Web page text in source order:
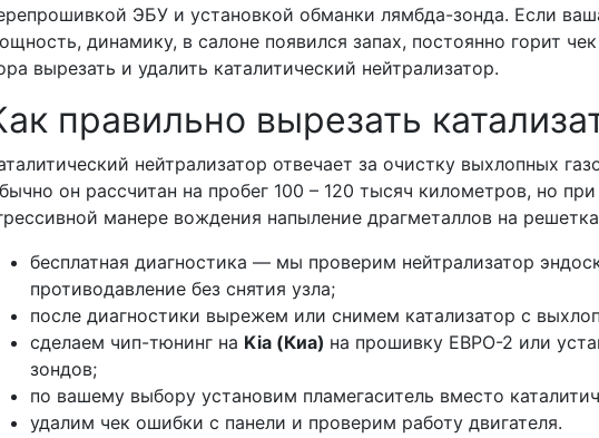
ЭБУ и установкой обманки лямбда-зонда. Если
динамику, в салоне появился запах, постоянно горит
вырезать и удалить каталитический нейтрализатор.
правильно вырезать
нейтрализатор отвечает за очистку выхлопных
он рассчитан на пробег 100 – 120 тысяч километров, но
манере вождения напыление драгметаллов на
бесплатная диагностика — мы проверим нейтрализатор
противодавление без снятия узла;
после диагностики вырежем или снимем катализатор с
сделаем чип-тюнинг на Kia (Киа) на прошивку ЕВРО-2 или
зондов;
по вашему выбору установим пламегаситель вместо
удалим чек ошибки с панели и проверим работу двигателя.